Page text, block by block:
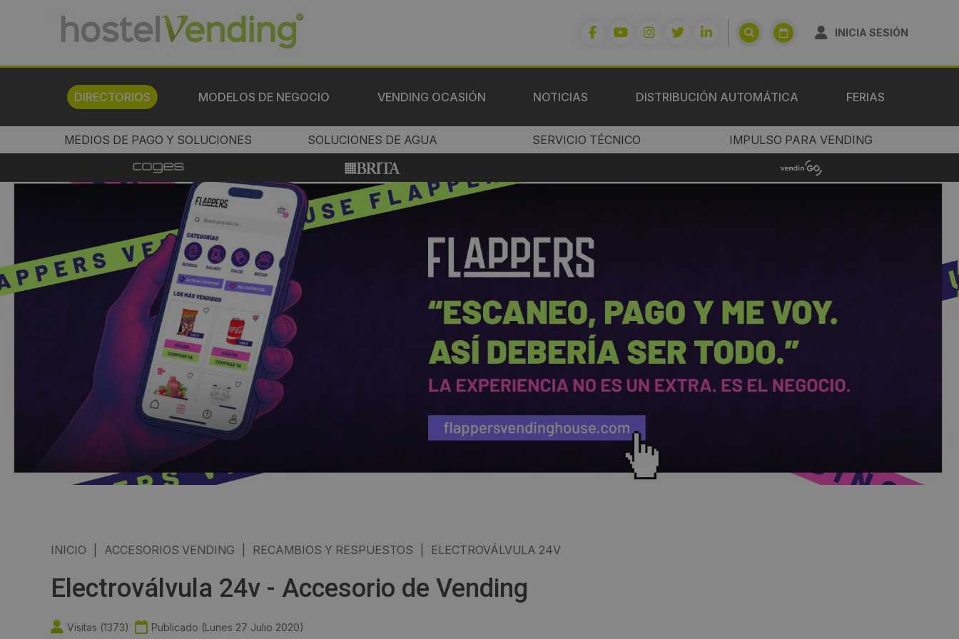
INICIA SESIÓN
DIRECTORIOS MODELOS DE NEGOCIO VENDING OCASIÓN NOTICIAS DISTRIBUCIÓN AUTOMÁTICA FERIAS
MEDIOS DE PAGO Y SOLUCIONES SOLUCIONES DE AGUA SERVICIO TÉCNICO IMPULSO PARA VENDING
INICIO ACCESORIOS VENDING RECAMBIOS Y RESPUESTOS ELECTROVÁLVULA 24V
Electroválvula 24v - Accesorio de Vending
Visitas (1373) Publicado (Lunes 27 Julio 2020)